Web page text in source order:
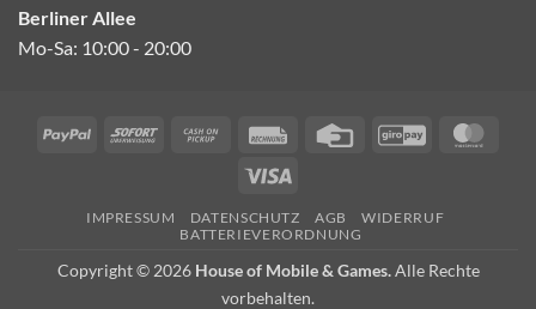
Berliner Allee
Mo-Sa: 10:00 - 20:00
PayPal Sofort
Cash
Pickup
Rechung
Credit
GiroPay
IMPRESSUM DATENSCHUTZ AGB
WIDERRUF
BATTERIEVERORDNUNG
Copyright © 2026 House of Mobile & Games.Alle Rechte
vorbehalten.